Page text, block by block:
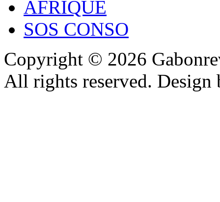
AFRIQUE
SOS CONSO
Copyright © 2026
All rights reserved.